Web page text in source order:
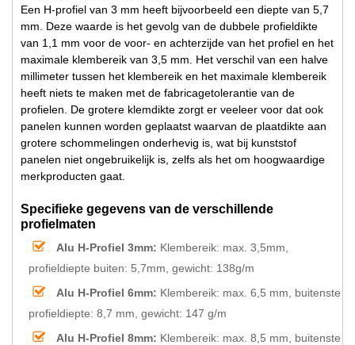
Een H-profiel van 3 mm heeft bijvoorbeeld een diepte van 5,7
mm. Deze waarde is het gevolg van de dubbele profieldikte
van 1,1 mm voor de voor- en achterzijde van het profiel en het
maximale klembereik van 3,5 mm. Het verschil van een halve
millimeter tussen het klembereik en het maximale klembereik
heeft niets te maken met de fabricagetolerantie van de
profielen. De grotere klemdikte zorgt er veeleer voor dat ook
panelen kunnen worden geplaatst waarvan de plaatdikte aan
grotere schommelingen onderhevig is, wat bij kunststof
panelen niet ongebruikelijk is, zelfs als het om hoogwaardige
merkproducten gaat.
Specifieke gegevens van de verschillende
profielmaten
Alu H-Profiel 3mm: Klembereik: max. 3,5mm,
profieldiepte buiten: 5,7mm, gewicht: 138g/m
Alu H-Profiel 6mm: Klembereik: max. 6,5 mm, buitenste
profieldiepte: 8,7 mm, gewicht: 147 g/m
Alu H-Profiel 8mm: Klembereik: max. 8,5 mm, buitenste